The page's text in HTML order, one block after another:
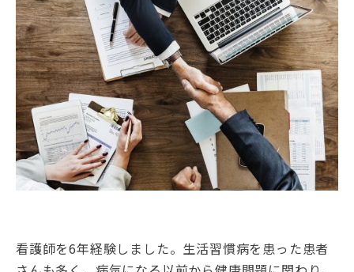
看護師を6年経験しました。生活習慣病を患った患者